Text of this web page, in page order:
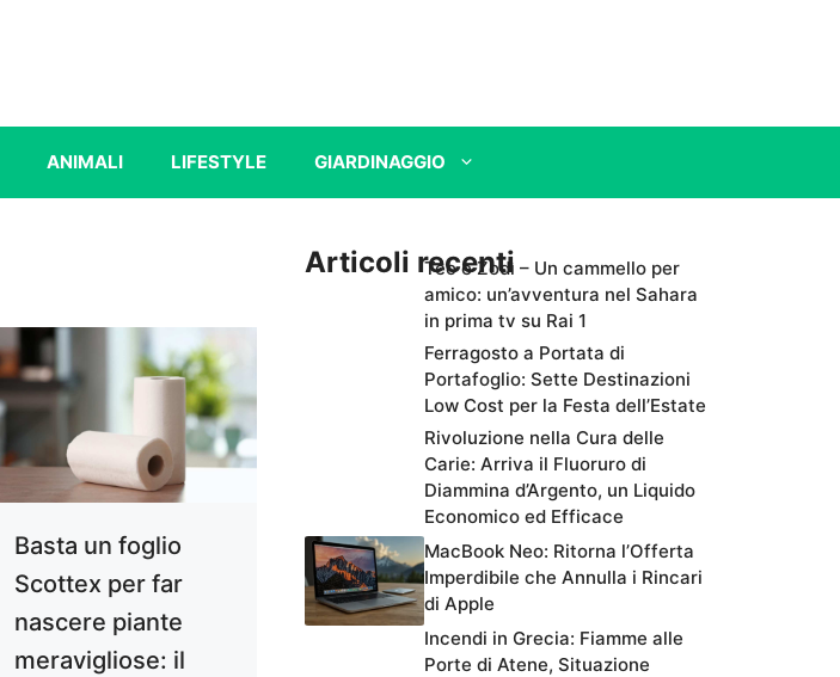
ANIMALI LIFESTYLE GIARDINAGGIO
Basta un foglio
Scottex per far
nascere piante
meravigliose: il
Articoli recentiTeo e Zodì – Un cammello per
amico: un’avventura nel Sahara
in prima tv su Rai 1
Ferragosto a Portata di
Portafoglio: Sette Destinazioni
Low Cost per la Festa dell’Estate
Rivoluzione nella Cura delle
Carie: Arriva il Fluoruro di
Diammina d’Argento, un Liquido
Economico ed Efficace
MacBook Neo: Ritorna l’Offerta
Imperdibile che Annulla i Rincari
di Apple
Incendi in Grecia: Fiamme alle
Porte di Atene, Situazione